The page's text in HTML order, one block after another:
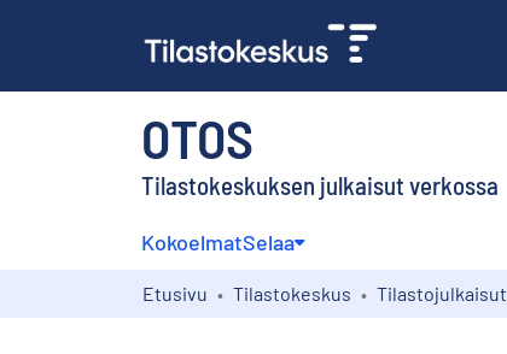
OTOS
Tilastokeskuksen julkaisut verkossa
KokoelmatSelaa
Etusivu Tilastokeskus Tilastojulkaisut